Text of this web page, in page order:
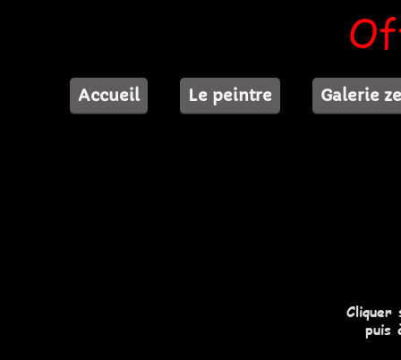
Accueil Le peintre Galerie
Cliquer
puis